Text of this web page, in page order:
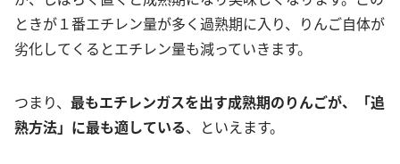
ときが１番エチレン量が多く過熟期に入り、りんご自体が
劣化してくるとエチレン量も減っていきます。
つまり、 最もエチレンガスを出す成熟期のりんごが、「追
熟方法」に最も適している、といえます。